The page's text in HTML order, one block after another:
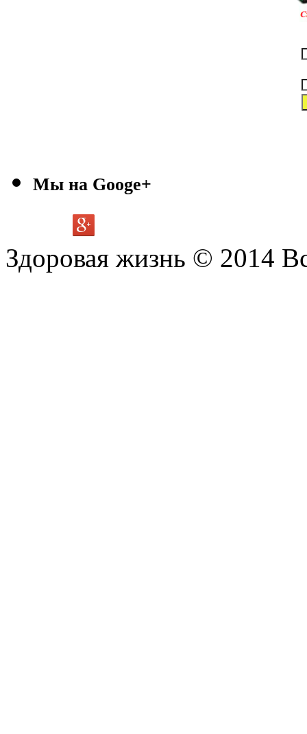
Мы на Googe+
Здоровая жизнь © 2014